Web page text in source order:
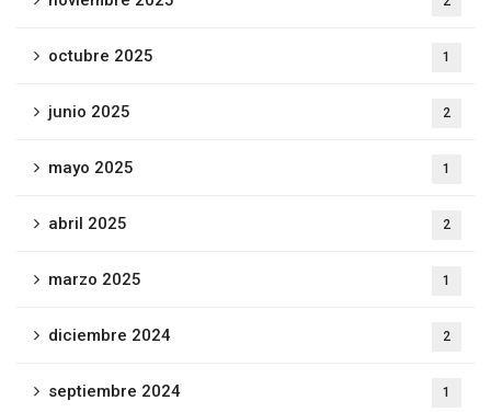
octubre 2025 1
junio 2025 2
mayo 2025 1
abril 2025 2
marzo 2025 1
diciembre 2024 2
septiembre 2024 1